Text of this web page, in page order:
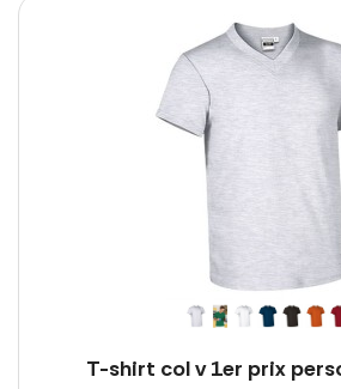
T-shirt col v 1er prix